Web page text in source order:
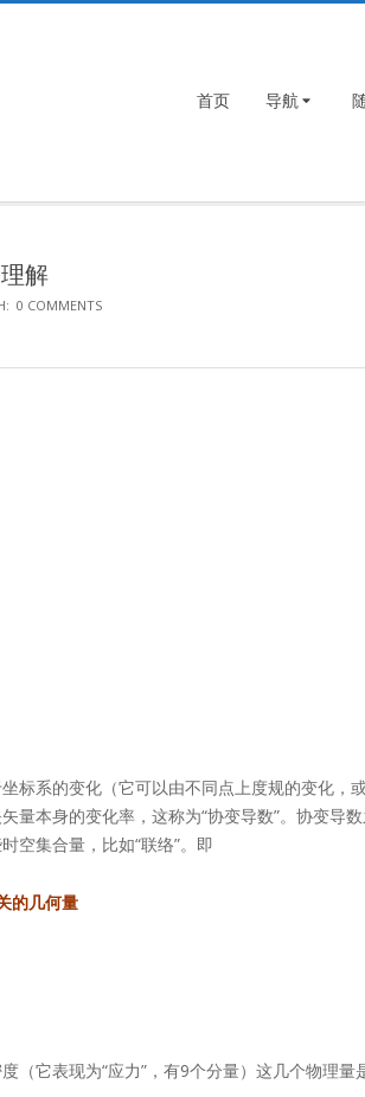
首页 导航
解
0 COMMENTS
系的变化（它可以由不同点上度规的变化，
本身的变化率，这称为“协变导数”。协变导
空集合量，比如“联络”。即
的几何量
它表现为“应力”，有9个分量）这几个物理